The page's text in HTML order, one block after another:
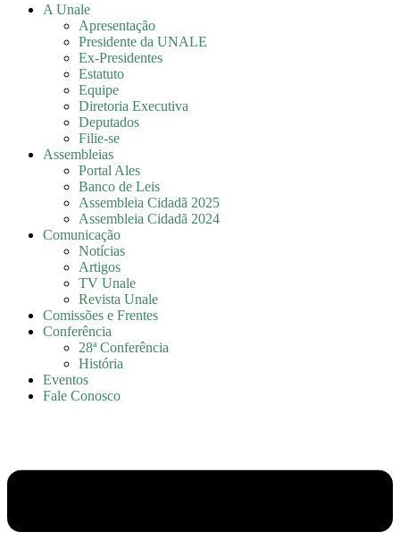
A Unale
Apresentação
Presidente da UNALE
Ex-Presidentes
Estatuto
Equipe
Diretoria Executiva
Deputados
Filie-se
Assembleias
Portal Ales
Banco de Leis
Assembleia Cidadã 2025
Assembleia Cidadã 2024
Comunicação
Notícias
Artigos
TV Unale
Revista Unale
Comissões e Frentes
Conferência
28ª Conferência
História
Eventos
Fale Conosco